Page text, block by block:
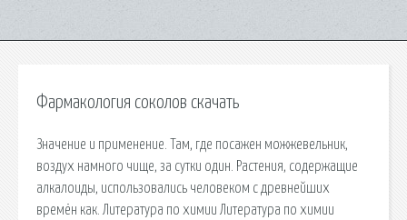
Фармакология соколов скачать
Значение и применение. Там, где посажен можжевельник,
воздух намного чище, за сутки один. Растения, содержащие
алкалоиды, использовались человеком с древнейших
времён как. Литература по химии Литература по химии